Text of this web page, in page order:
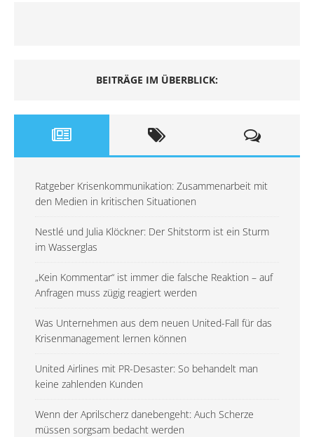
BEITRÄGE IM ÜBERBLICK:
Ratgeber Krisenkommunikation: Zusammenarbeit mit
den Medien in kritischen Situationen
Nestlé und Julia Klöckner: Der Shitstorm ist ein Sturm
im Wasserglas
„Kein Kommentar“ ist immer die falsche Reaktion – auf
Anfragen muss zügig reagiert werden
Was Unternehmen aus dem neuen United-Fall für das
Krisenmanagement lernen können
United Airlines mit PR-Desaster: So behandelt man
keine zahlenden Kunden
Wenn der Aprilscherz danebengeht: Auch Scherze
müssen sorgsam bedacht werden